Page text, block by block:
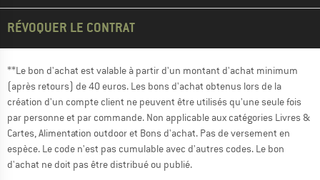
RÉVOQUER LE CONTRAT
**Le bon d'achat est valable à partir d'un montant d'achat minimum
(après retours) de 40 euros. Les bons d'achat obtenus lors de la
création d'un compte client ne peuvent être utilisés qu'une seule fois
par personne et par commande. Non applicable aux catégories Livres &
Cartes, Alimentation outdoor et Bons d'achat. Pas de versement en
espèce. Le code n'est pas cumulable avec d'autres codes. Le bon
d'achat ne doit pas être distribué ou publié.